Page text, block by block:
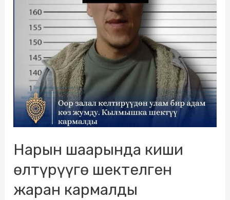
Нарын шаарында киши
өлтүрүүгө шектелген
жаран кармалды